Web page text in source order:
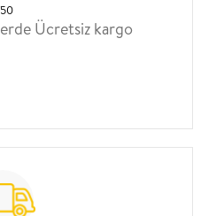
Ücretsiz kargo